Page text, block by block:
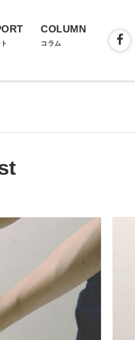
COLUMN
コラム